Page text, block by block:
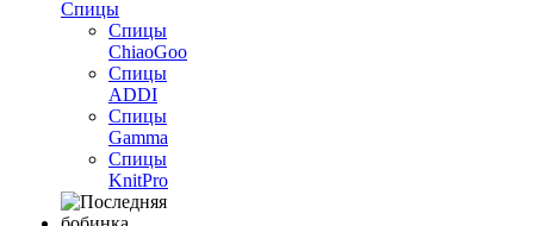
Спицы
Спицы
ChiaoGoo
Спицы
ADDI
Спицы
Gamma
Спицы
KnitPro